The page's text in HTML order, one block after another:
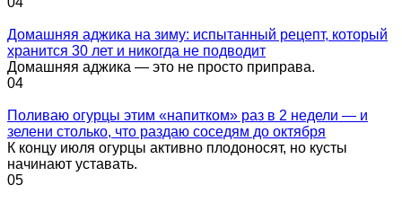
Домашняя аджика на зиму: испытанный рецепт, который
хранится 30 лет и никогда не подводит
Домашняя аджика — это не просто приправа.
04
Поливаю огурцы этим «напитком» раз в 2 недели — и
зелени столько, что раздаю соседям до октября
К концу июля огурцы активно плодоносят, но кусты
начинают уставать.
05